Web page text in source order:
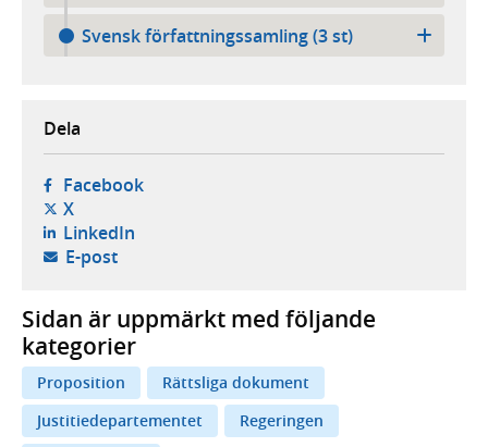
Svensk författningssamling (3 st)
Dela
Facebook- öppnas i ny flik, extern webbplats,
X- öppnas i ny flik, extern webbplats,
LinkedIn- öppnas i ny flik, extern webbplats,
E-post- öppnar din e-postklient,
Sidan är uppmärkt med följande
kategorier
Proposition
Rättsliga dokument
Justitiedepartementet
Regeringen